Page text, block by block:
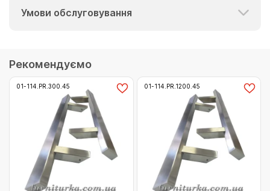
Умови обслуговування
Рекомендуємо
01-114.PR.300.45 01-114.PR.1200.45